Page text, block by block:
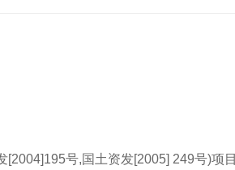
号,国土资发[2005] 249号)项目